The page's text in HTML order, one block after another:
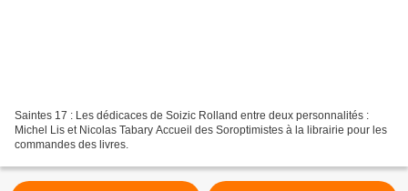
Saintes 17 : Les dédicaces de Soizic Rolland entre deux personnalités :
Michel Lis et Nicolas Tabary Accueil des Soroptimistes à la librairie pour les
commandes des livres.